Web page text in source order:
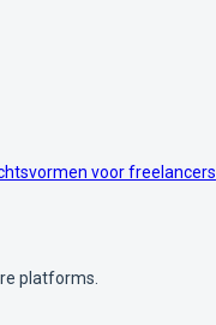
voor freelancers
platforms.